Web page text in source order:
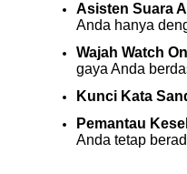
Asisten Suara AI
Anda hanya
Wajah Watch
gaya Anda
Kunci Kata
Pemantau
Anda tetap